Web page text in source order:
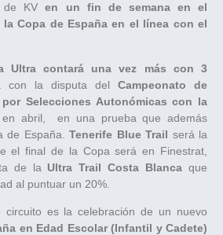
de KVen un fin de semana en el
Copa de España en el línea con el
Ultra contará una vez más con 3
con la disputa del Campeonato de
Selecciones Autonómicas con la
en abril, en una prueba que además
de España. Tenerife Blue Trail será la
el final de la Copa será en Finestrat,
de la Ultra Trail Costa Blanca que
al puntuar un 20%.
circuito es la celebración de un nuevo
en Edad Escolar (Infantil y Cadete)